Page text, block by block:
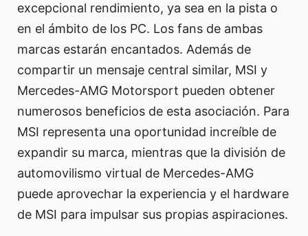
excepcional rendimiento, ya sea en la pista o
en el ámbito de los PC. Los fans de ambas
marcas estarán encantados. Además de
compartir un mensaje central similar, MSI y
Mercedes-AMG Motorsport pueden obtener
numerosos beneficios de esta asociación. Para
MSI representa una oportunidad increíble de
expandir su marca, mientras que la división de
automovilismo virtual de Mercedes-AMG
puede aprovechar la experiencia y el hardware
de MSI para impulsar sus propias aspiraciones.